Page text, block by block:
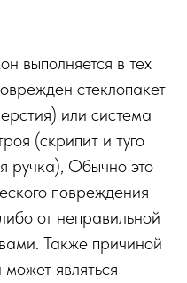
выполняется в тех
стеклопакет
или система
(скрипит и туго
ручка), Обычно это
повреждения
от неправильной
Также причиной
являться